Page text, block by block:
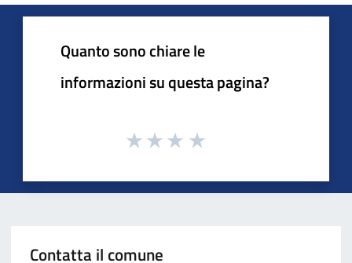
Quanto sono chiare le
informazioni su questa pagina?
Contatta il comune